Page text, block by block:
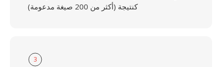
كنتيجة (أكثر من 200 صيغة مدعومة)
3